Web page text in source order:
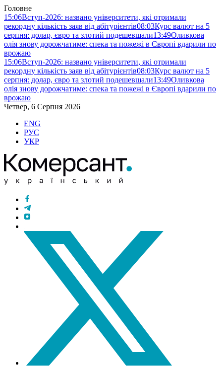
Головне
15:06Вступ-2026: названо університети, які отримали
рекордну кількість заяв від абітурієнтів08:03Курс валют на 5
серпня: долар, євро та злотий подешевшали13:49Оливкова
олія знову дорожчатиме: спека та пожежі в Європі вдарили по
врожаю
15:06Вступ-2026: названо університети, які отримали
рекордну кількість заяв від абітурієнтів08:03Курс валют на 5
серпня: долар, євро та злотий подешевшали13:49Оливкова
олія знову дорожчатиме: спека та пожежі в Європі вдарили по
врожаю
Четвер, 6 Серпня 2026
ENG
РУС
УКР